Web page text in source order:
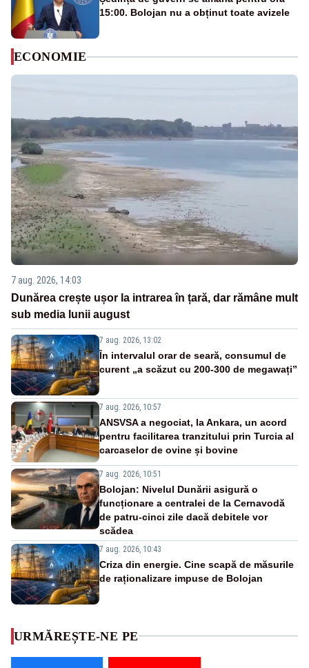
15:00. Bolojan nu a obținut toate avizele
ECONOMIE
7 aug. 2026, 14:03
Dunărea crește ușor la intrarea în țară, dar rămâne mult
sub media lunii august
7 aug. 2026, 13:02
În intervalul orar de seară, consumul de
curent „a scăzut cu 200-300 de megawați”
7 aug. 2026, 10:57
ANSVSA a negociat, la Ankara, un acord
pentru facilitarea tranzitului prin Turcia al
carcaselor de ovine și bovine
7 aug. 2026, 10:51
Bolojan: Nivelul Dunării asigură o
funcționare a centralei de la Cernavodă
de patru-cinci zile dacă debitele vor
scădea
7 aug. 2026, 10:43
Criza din energie. Cine scapă de măsurile
de raționalizare impuse de Bolojan
URMĂREȘTE-NE PE